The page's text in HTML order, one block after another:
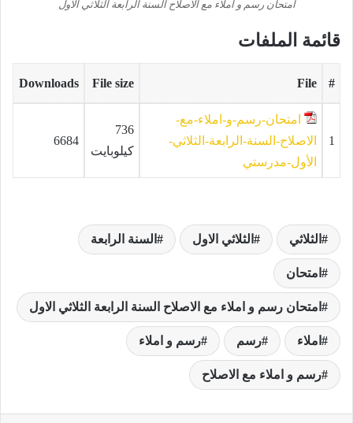
امتحان رسم و املاء مع الاصلاح السنة الرابعة الثلاثي الاول
قائمة الملفات
#
File
File size
Downloads
1
امتحان-رسم-و-املاء-مع-
الاصلاح-السنة-الرابعة-الثلاثي-
الأول-مدرستي
736
كيلوبايت
6684
الثلاثي الثلاثي الاول السنة الرابعة
امتحان
امتحان رسم و املاء مع الاصلاح السنة الرابعة الثلاثي الاول
املاء رسم رسم و املاء
رسم و املاء مع الاصلاح